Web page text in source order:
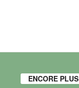
ENCORE